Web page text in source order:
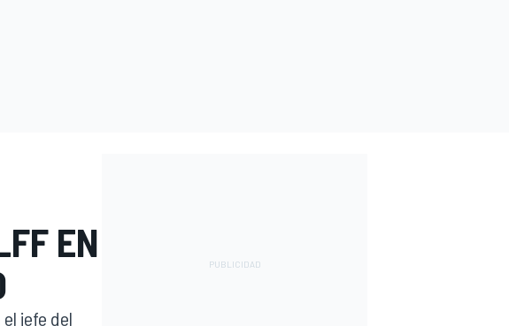
EN
jefe del